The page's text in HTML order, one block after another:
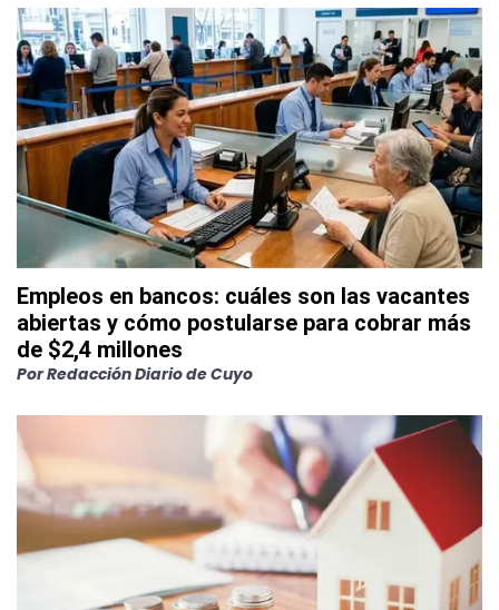
Empleos en bancos: cuáles son las vacantes
abiertas y cómo postularse para cobrar más
de $2,4 millones
PorRedacción Diario de Cuyo